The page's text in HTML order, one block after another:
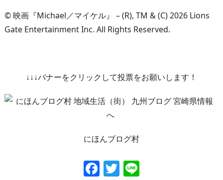
© 映画『Michael／マイケル』 – (R), TM & (C) 2026 Lions
Gate Entertainment Inc. All Rights Reserved.
↓↓↓バナーをクリックして投票をお願いします！
にほんブログ村
Facebook
Twitter
Line